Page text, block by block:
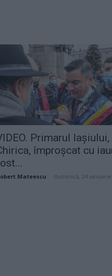
Primarul
împroșcat cu
Mateescu duminică, 24 ianuarie